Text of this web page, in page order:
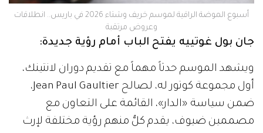
‫أسبوع الموضة الراقية لموسم خريف وشتاء 2026 في باريس.. انطلاقات
وعروض مرتقبة
جان بول غوتييه يفتح الباب أمام رؤية جديدة:
ويشهد الموسم حدثاً مهماً مع تقديم دوران لانتينك،
أول مجموعة كوتور له، لصالح Jean Paul Gaultier،
ضمن سياسة «الدار»، القائمة على التعاون مع
مصممين ضيوف، يقدم كلٌّ منهم رؤية مختلفة لإرث